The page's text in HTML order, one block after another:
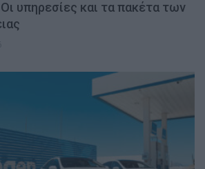
υπηρεσίες και τα πακέτα των